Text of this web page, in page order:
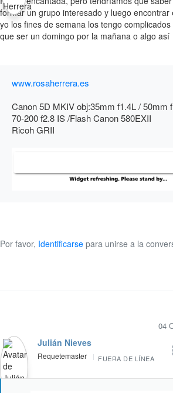
formar un grupo interesado y luego
yo los fines de semana los tengo
que ser un domingo por la mañana o algo así
www.rosaherrera.es
Canon 5D MKIV obj:35mm f1.4L / 50mm
70-200 f2.8 IS /Flash Canon 580EXII
Ricoh GRII
Por favor, Identificarse para unirse a la
04
Julián Nieves
Requetemaster FUERA DE LÍNEA